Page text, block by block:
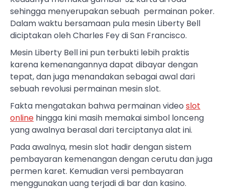
sehingga menyerupakan sebuah permainan poker.
Dalam waktu bersamaan pula mesin Liberty Bell
diciptakan oleh Charles Fey di San Francisco.
Mesin Liberty Bell ini pun terbukti lebih praktis
karena kemenangannya dapat dibayar dengan
tepat, dan juga menandakan sebagai awal dari
sebuah revolusi permainan mesin slot.
Fakta mengatakan bahwa permainan video slot
online hingga kini masih memakai simbol lonceng
yang awalnya berasal dari terciptanya alat ini.
Pada awalnya, mesin slot hadir dengan sistem
pembayaran kemenangan dengan cerutu dan juga
permen karet. Kemudian versi pembayaran
menggunakan uang terjadi di bar dan kasino.